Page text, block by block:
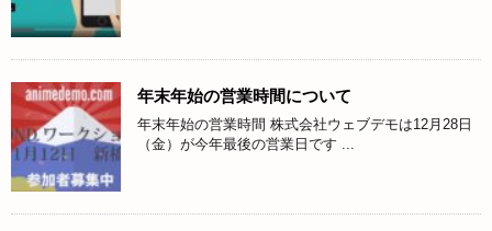
年末年始の営業時間について
年末年始の営業時間 株式会社ウェブデモは12月28日
（金）が今年最後の営業日です ...